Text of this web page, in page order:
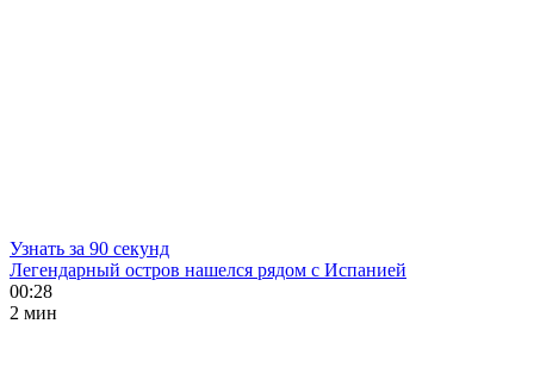
Узнать за 90 секунд
Легендарный остров нашелся рядом с Испанией
00:28
2 мин